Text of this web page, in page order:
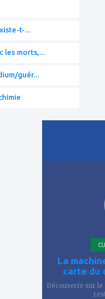
t-...
les morts,...
guér...
La
carte du
Découverte sur